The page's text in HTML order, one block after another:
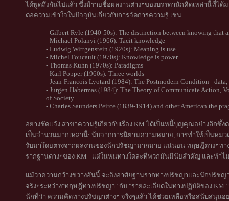
ได้พูดถึงกันไปแล้ว ซึ่งมีรายชื่อผลงานต่างๆของบรรดานักคิดเหล่านี้ที่ได้
ต่อความเข้าใจในปัจจุบันเกี่ยวกับการจัดการความรู้ เช่น
- Gilbert Ryle (1940-50s): The distinction between knowing that
- Michael Polanyi (1966): Tacit knowledge
- Ludwig Wittgenstein (1920s): Meaning is use
- Michel Foucault (1970s): Knowledge is power
- Thomas Kuhn (1970s): Paradigms
- Karl Popper (1960s): Three worlds
- Jean-Francois Lyotard (1984): The Postmodern Condition -
- Jurgen Habermas (1984): The Theory of Communicate Action,
of Society
- Charles Saunders Peirce (1839-1914) and other American the
อย่างชัดแจ้ง สาขาความรู้เกี่ยวกับเรื่อง KM ได้เป็นหนี้บุญคุณอย่างลึกซึ้
เป็นจำนวนมากเหล่านี้: นับจากการนิยามความหมาย, การทำให้เป็นหม
รับมาโดยตรงจากผลงานของนักปรัชญามากมาย แน่นอน ทฤษฎีต่างๆท
รากฐานต่างๆของ KM - แต่ในหนทางใดล่ะที่พวกมันมีนัยสำคัญ และทำไ
แม้ว่าความกว้างขวางอันนี้ จะอิงอาศัยฐานรากทางปรัชญาและนักปรัชญ
จริงๆระหว่าง"ทฤษฎีทางปรัชญา" กับ "รายละเอียดในทางปฏิบัติของ
นักที่ว่า ความคิดทางปรัชญาต่างๆ จริงๆแล้ว ได้ช่วยเหลือหรือสนับสนุนอ